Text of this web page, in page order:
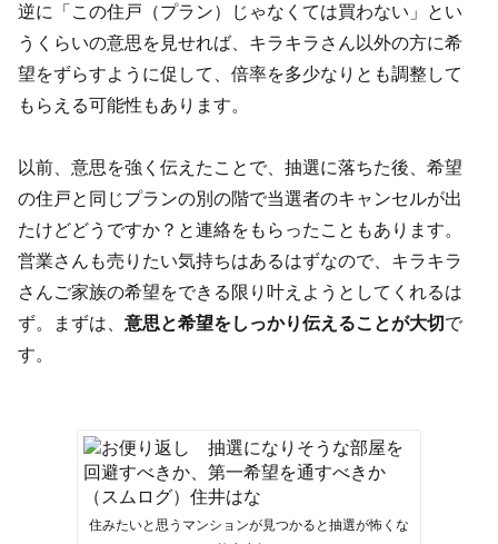
逆に「この住戸（プラン）じゃなくては買わない」とい
うくらいの意思を見せれば、キラキラさん以外の方に希
望をずらすように促して、倍率を多少なりとも調整して
もらえる可能性もあります。
以前、意思を強く伝えたことで、抽選に落ちた後、希望
の住戸と同じプランの別の階で当選者のキャンセルが出
たけどどうですか？と連絡をもらったこともあります。
営業さんも売りたい気持ちはあるはずなので、キラキラ
さんご家族の希望をできる限り叶えようとしてくれるは
ず。まずは、意思と希望をしっかり伝えることが大切で
す。
住みたいと思うマンションが見つかると抽選が怖くな